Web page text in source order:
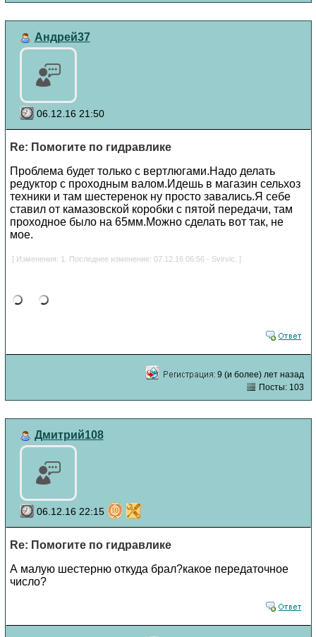
Андрей37
06.12.16 21:50
Re: Помогите по гидравлике
Проблема будет только с вертлюгами.Надо делать
редуктор с проходным валом.Идешь в магазин сельхоз
техники и там шестеренок ну просто завались.Я себе
ставил от камазовской коробки с пятой передачи, там
проходное было на 65мм.Можно сделать вот так, не
мое.
[ Изменения: 1. Последнее изменение: 07.12.16 06:56 - Svirvic. ]
9 (и более) лет назад
Посты: 103
Дмитрий108
06.12.16 22:15
Re: Помогите по гидравлике
А малую шестерню откуда брал?какое передаточное
число?